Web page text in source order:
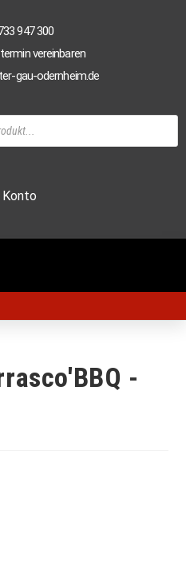
947 300
vereinbaren
gau-odernheim.de
Konto
-